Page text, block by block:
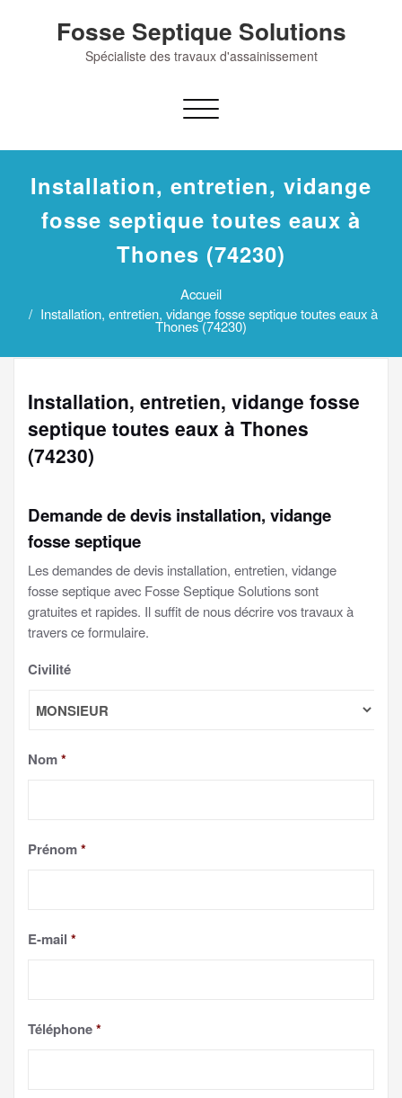
Fosse Septique Solutions
Spécialiste des travaux d'assainissement
Afficher/masquer
navigation
Installation, entretien, vidange
fosse septique toutes eaux à
Thones (74230)
Accueil
Installation, entretien, vidange fosse septique toutes eaux à
Thones (74230)
Installation, entretien, vidange fosse
septique toutes eaux à Thones
(74230)
Demande de devis installation, vidange
fosse septique
Les demandes de devis installation, entretien, vidange
fosse septique avec Fosse Septique Solutions sont
gratuites et rapides. Il suffit de nous décrire vos travaux à
travers ce formulaire.
Civilité
Nom*
Prénom*
E-mail *
Téléphone*